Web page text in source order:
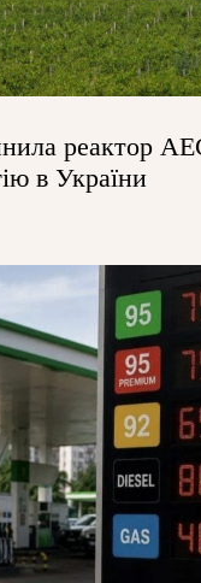
реактор
в України